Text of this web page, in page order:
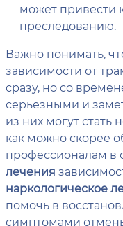
может привести
преследованию.
Важно понимать,
зависимости от
сразу, но со
серьезными и
из них могут
как можно скорее
профессионалам в
лечения
наркологическое
помочь в
симптомами